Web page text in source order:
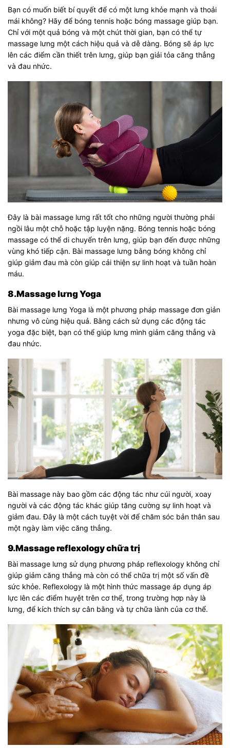
Bạn có muốn biết bí quyết để có một lưng khỏe mạnh và thoải
mái không? Hãy để bóng tennis hoặc bóng massage giúp bạn.
Chỉ với một quả bóng và một chút thời gian, bạn có thể tự
massage lưng một cách hiệu quả và dễ dàng. Bóng sẽ áp lực
lên các điểm cần thiết trên lưng, giúp bạn giải tỏa căng thẳng
và đau nhức.
Đây là bài massage lưng rất tốt cho những người thường phải
ngồi lâu một chỗ hoặc tập luyện nặng. Bóng tennis hoặc bóng
massage có thể di chuyển trên lưng, giúp bạn đến được những
vùng khó tiếp cận. Bài massage lưng bằng bóng không chỉ
giúp giảm đau mà còn giúp cải thiện sự linh hoạt và tuần hoàn
máu.
8.Massage lưng Yoga
Bài massage lưng Yoga là một phương pháp massage đơn giản
nhưng vô cùng hiệu quả. Bằng cách sử dụng các động tác
yoga đặc biệt, bạn có thể giúp lưng mình giảm căng thẳng và
đau nhức.
Bài massage này bao gồm các động tác như cúi người, xoay
người và các động tác khác giúp tăng cường sự linh hoạt và
giảm đau. Đây là một cách tuyệt vời để chăm sóc bản thân sau
một ngày làm việc căng thẳng.
9.Massage reflexology chữa trị
Bài massage lưng sử dụng phương pháp reflexology không chỉ
giúp giảm căng thẳng mà còn có thể chữa trị một số vấn đề
sức khỏe. Reflexology là một hình thức massage áp dụng áp
lực lên các điểm huyệt trên cơ thể, trong trường hợp này là
lưng, để kích thích sự cân bằng và tự chữa lành của cơ thể.